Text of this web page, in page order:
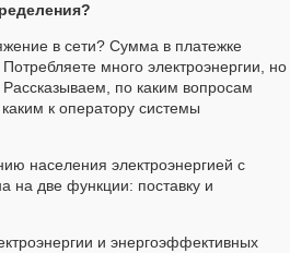
в сети? Сумма в платежке
много электроэнергии, но
Рассказываем, по каким вопросам
к оператору системы
населения электроэнергией с
на две функции: поставку и
и энергоэффективных